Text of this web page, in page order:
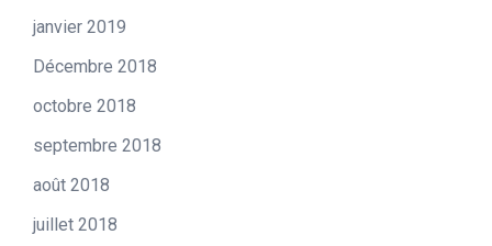
janvier 2019
Décembre 2018
octobre 2018
septembre 2018
août 2018
juillet 2018